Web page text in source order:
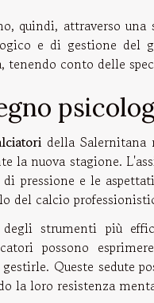
quindi, attraverso
e di gestione del
tenendo conto delle
della Salernitana
la nuova stagione.
pressione e le
del calcio
strumenti più
possono
Queste sedute
la loro resistenza